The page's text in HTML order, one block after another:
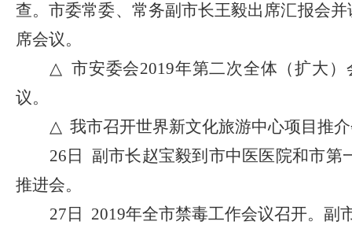
查。市委常委、常务副市长王毅出席汇报会
席会议。
△ 市安委会2019年第二次全体（扩大
议。
△ 我市召开世界新文化旅游中心项目推
26日 副市长赵宝毅到市中医医院和市第
推进会。
27日 2019年全市禁毒工作会议召开。副